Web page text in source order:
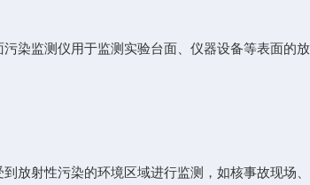
监测仪用于监测实验台面、仪器设备等表面的
射性污染的环境区域进行监测，如核事故现场